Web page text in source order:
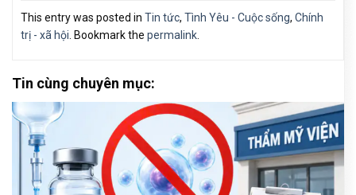
This entry was posted in Tin tức, Tình Yêu - Cuộc sống, Chính
trị - xã hội. Bookmark the permalink.
Tin cùng chuyên mục: